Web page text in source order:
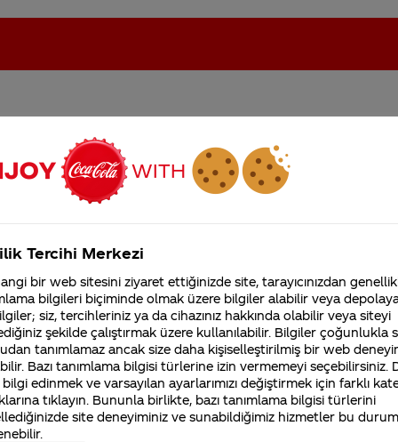
Cola'nın Filistin'de fabr... Coca-Cola’yı kim buldu?
puanlarımız var
şimdiden kapandı
en yetkili birim Müşteri İletişim Merkezi’mizdir.
telefondan ulaşabilirsiniz.
Coca-Cola Şirketi
merak ettikleriniz.
Fabrikalarımız,
sertifikalarımız, faaliyet
gösterdiğimiz ülkeler,
tarihçemiz ve daha
Tercihi Merkezi
bir web sitesini ziyaret ettiğinizde site, tarayıcınızdan
bilgileri biçiminde olmak üzere bilgiler alabilir veya
siz, tercihleriniz ya da cihazınız hakkında olabilir veya siteyi
şekilde çalıştırmak üzere kullanılabilir. Bilgiler çoğunlukla
tanımlamaz ancak size daha kişiselleştirilmiş bir web
Bazı tanımlama bilgisi türlerine izin vermemeyi seçebilirsiniz.
edinmek ve varsayılan ayarlarımızı değiştirmek için farklı
tıklayın. Bununla birlikte, bazı tanımlama bilgisi türlerini
site deneyiminiz ve sunabildiğimiz hizmetler bu